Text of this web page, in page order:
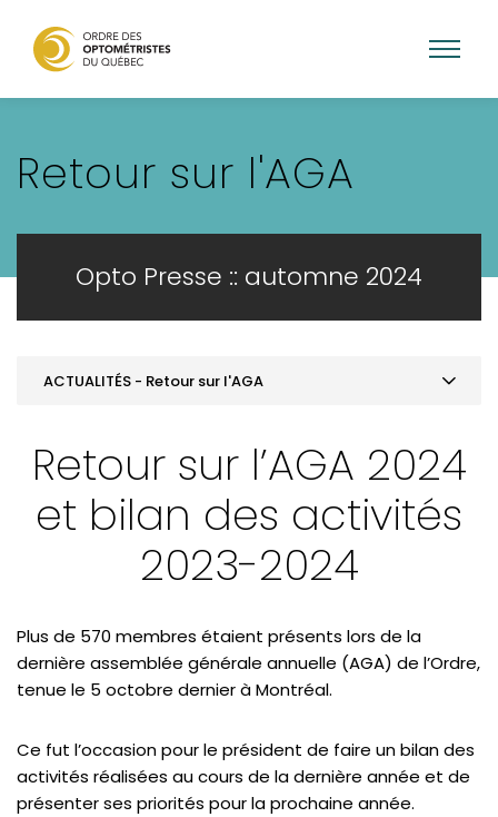
contenu
Retour sur l'AGA
Opto Presse :: automne 2024
ACTUALITÉS - Retour sur l'AGA
MOT DE LA PRÉSIDENCE
ACTUALITÉS - Retour sur l'AGA
ACTUALITÉS - Utilisation des écrans par les jeunes
ACTUALITÉS - Décisions disciplinaires récentes
ACTUALITÉS - Avis de Santé Canada
VOTRE PRATIQUE - Nouvelle loi sur les renseignements
de santé
Retour sur l’AGA 2024
et bilan des activités
2023-2024
Plus de 570 membres étaient présents lors de la
dernière assemblée générale annuelle (AGA) de l’Ordre,
tenue le 5 octobre dernier à Montréal.
Ce fut l’occasion pour le président de faire un bilan des
activités réalisées au cours de la dernière année et de
présenter ses priorités pour la prochaine année.